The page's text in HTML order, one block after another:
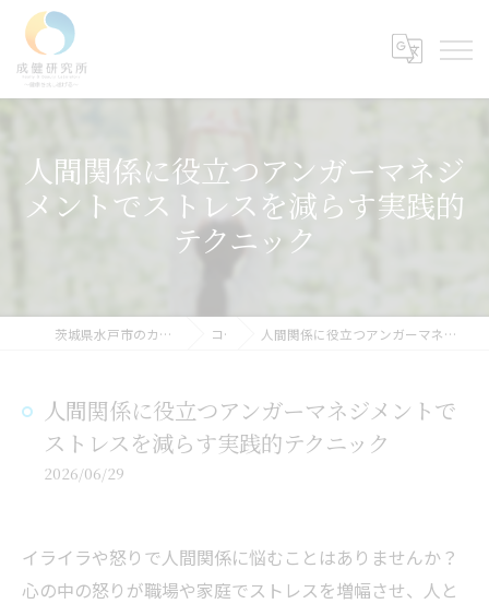
人間関係に役立つアンガーマネジ
メントでストレスを減らす実践的
テクニック
茨城県水戸市のカウンセリングなら成健研究所 コラム 人間関係に役立つアンガーマネジメントでストレスを減らす実践的テクニック
人間関係に役立つアンガーマネジメントで
ストレスを減らす実践的テクニック
2026/06/29
イライラや怒りで人間関係に悩むことはありませんか？
心の中の怒りが職場や家庭でストレスを増幅させ、人と